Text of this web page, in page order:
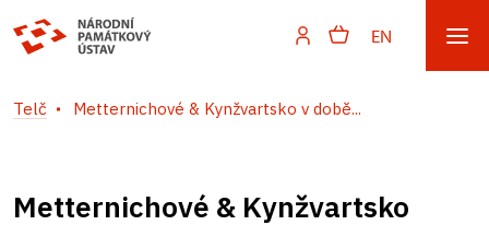
EN
Telč Metternichové & Kynžvartsko v době...
Metternichové & Kynžvartsko